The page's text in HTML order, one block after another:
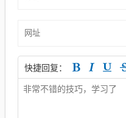
快捷回复：